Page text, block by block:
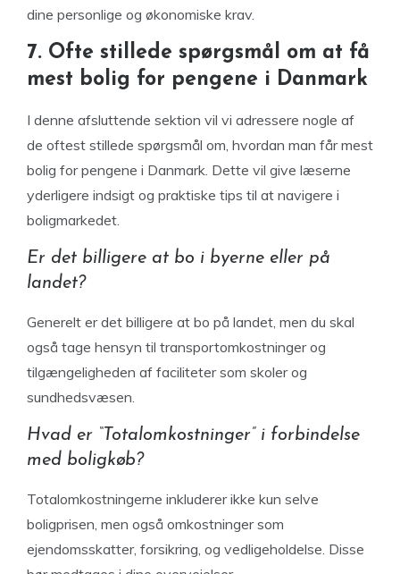
dine personlige og økonomiske krav.
7. Ofte stillede spørgsmål om at få
mest bolig for pengene i Danmark
I denne afsluttende sektion vil vi adressere nogle af
de oftest stillede spørgsmål om, hvordan man får mest
bolig for pengene i Danmark. Dette vil give læserne
yderligere indsigt og praktiske tips til at navigere i
boligmarkedet.
Er det billigere at bo i byerne eller på
landet?
Generelt er det billigere at bo på landet, men du skal
også tage hensyn til transportomkostninger og
tilgængeligheden af faciliteter som skoler og
sundhedsvæsen.
Hvad er “Totalomkostninger” i forbindelse
med boligkøb?
Totalomkostningerne inkluderer ikke kun selve
boligprisen, men også omkostninger som
ejendomsskatter, forsikring, og vedligeholdelse. Disse